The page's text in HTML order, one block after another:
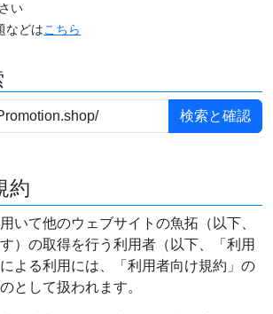
い
などはこちら
約
いて他のウェブサイトの魚拓（以下、
）の取得を行う利用者（以下、「利用
よる利用には、「利用者向け規約」の
として扱われます。